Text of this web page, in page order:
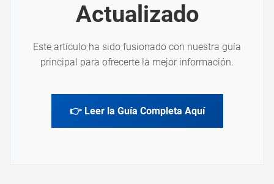
Actualizado
Este artículo ha sido fusionado con nuestra guía
principal para ofrecerte la mejor información.
👉 Leer la Guía Completa Aquí